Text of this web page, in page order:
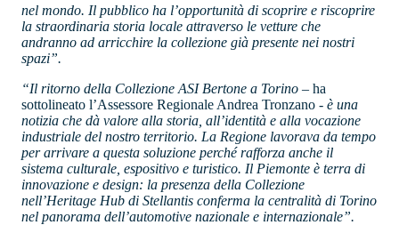
nel mondo. Il pubblico ha l’opportunità di scoprire e riscoprire
la straordinaria storia locale attraverso le vetture che
andranno ad arricchire la collezione già presente nei nostri
spazi”.
“Il ritorno della Collezione ASI Bertone a Torino – ha
sottolineato l’Assessore Regionale Andrea Tronzano - è una
notizia che dà valore alla storia, all’identità e alla vocazione
industriale del nostro territorio. La Regione lavorava da tempo
per arrivare a questa soluzione perché rafforza anche il
sistema culturale, espositivo e turistico. Il Piemonte è terra di
innovazione e design: la presenza della Collezione
nell’Heritage Hub di Stellantis conferma la centralità di Torino
nel panorama dell’automotive nazionale e internazionale”.